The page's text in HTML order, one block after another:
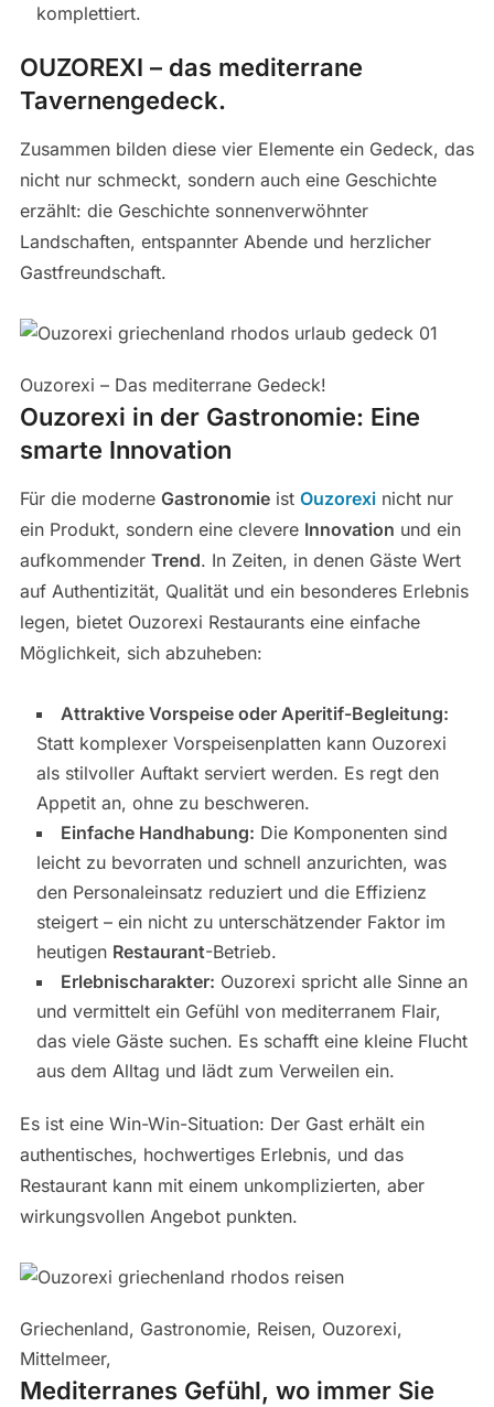
komplettiert.
OUZOREXI – das mediterrane
Tavernengedeck.
Zusammen bilden diese vier Elemente ein Gedeck, das
nicht nur schmeckt, sondern auch eine Geschichte
erzählt: die Geschichte sonnenverwöhnter
Landschaften, entspannter Abende und herzlicher
Gastfreundschaft.
Ouzorexi – Das mediterrane Gedeck!
Ouzorexi in der Gastronomie: Eine
smarte Innovation
Für die moderne Gastronomieist Ouzorexinicht nur
ein Produkt, sondern eine clevere Innovation und ein
aufkommender Trend. In Zeiten, in denen Gäste Wert
auf Authentizität, Qualität und ein besonderes Erlebnis
legen, bietet Ouzorexi Restaurants eine einfache
Möglichkeit, sich abzuheben:
Attraktive Vorspeise oder Aperitif-Begleitung:
Statt komplexer Vorspeisenplatten kann Ouzorexi
als stilvoller Auftakt serviert werden. Es regt den
Appetit an, ohne zu beschweren.
Einfache Handhabung: Die Komponenten sind
leicht zu bevorraten und schnell anzurichten, was
den Personaleinsatz reduziert und die Effizienz
steigert – ein nicht zu unterschätzender Faktor im
heutigen Restaurant-Betrieb.
Erlebnischarakter: Ouzorexi spricht alle Sinne an
und vermittelt ein Gefühl von mediterranem Flair,
das viele Gäste suchen. Es schafft eine kleine Flucht
aus dem Alltag und lädt zum Verweilen ein.
Es ist eine Win-Win-Situation: Der Gast erhält ein
authentisches, hochwertiges Erlebnis, und das
Restaurant kann mit einem unkomplizierten, aber
wirkungsvollen Angebot punkten.
Griechenland, Gastronomie, Reisen, Ouzorexi,
Mittelmeer,
Mediterranes Gefühl, wo immer Sie